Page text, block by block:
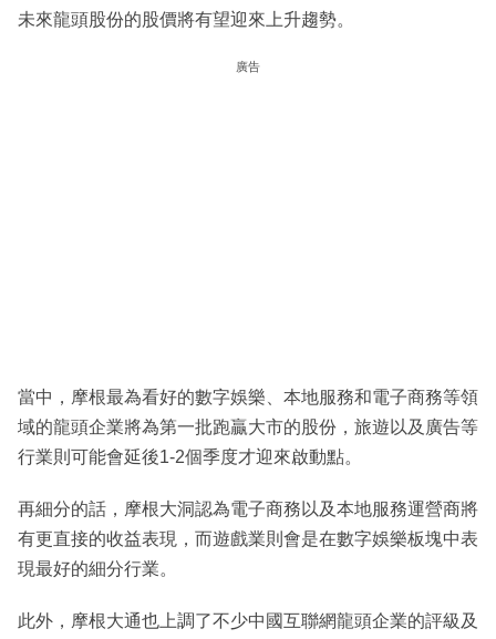
未來龍頭股份的股價將有望迎來上升趨勢。
廣告
當中，摩根最為看好的數字娛樂、本地服務和電子商務等領
域的龍頭企業將為第一批跑贏大市的股份，旅遊以及廣告等
行業則可能會延後1-2個季度才迎來啟動點。
再細分的話，摩根大洞認為電子商務以及本地服務運營商將
有更直接的收益表現，而遊戲業則會是在數字娛樂板塊中表
現最好的細分行業。
此外，摩根大通也上調了不少中國互聯網龍頭企業的評級及